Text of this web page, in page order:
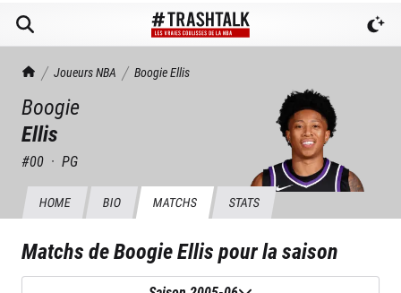
TrashTalk Actu NBA
Joueurs NBA BoogieEllis
Boogie
Ellis
#00 · PG
HOME BIO MATCHS STATS
Matchs deBoogie Ellispour la saison